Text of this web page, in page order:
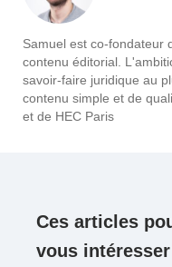
Samuel est co-fondateur
contenu éditorial.
savoir-faire juridique au
contenu simple et de
et de HEC Paris
Ces articles
vous intéresser